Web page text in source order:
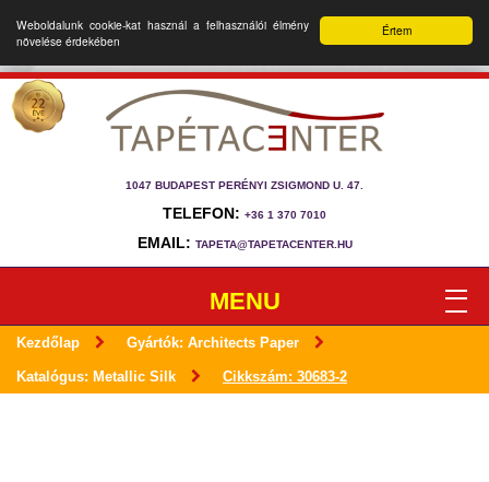
Értem
Weboldalunk cookie-kat használ a felhasználói élmény
növelése érdekében
1047 BUDAPEST PERÉNYI ZSIGMOND U. 47.
TELEFON: +36 1 370 7010
EMAIL: TAPETA@TAPETACENTER.HU
MENU
Kezdőlap Gyártók: Architects Paper
Katalógus: Metallic Silk Cikkszám: 30683-2